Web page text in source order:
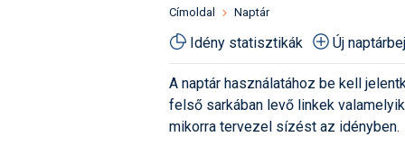
Havazás
Fotók
Címoldal Naptár
Idény statisztikák Új
A naptár használatához be kell
felső sarkában levő linkek
mikorra tervezel sízést az idényben.